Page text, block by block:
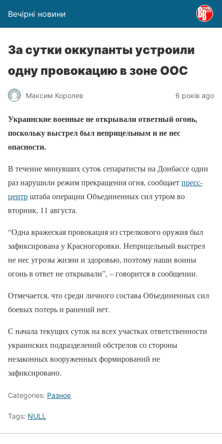
Вечірні новини
За сутки оккупанты устроили
одну провокацию в зоне ООС
Максим Королев 6 років ago
Украинские военные не открывали ответный огонь,
поскольку выстрел был неприцельным и не нес
опасности.
В течение минувших суток сепаратисты на Донбассе один
раз нарушили режим прекращения огня, сообщаетпресс-
центрштаба операции Объединенных сил утром во
вторник, 11 августа.
“Одна вражеская провокация из стрелкового оружия был
зафиксирована у Красногоровки. Неприцельный выстрел
не нес угрозы жизни и здоровью, поэтому наши воины
огонь в ответ не открывали”, – говорится в сообщении.
Отмечается, что среди личного состава Объединенных сил
боевых потерь и ранений нет.
С начала текущих суток на всех участках ответственности
украинских подразделений обстрелов со стороны
незаконных вооруженных формирований не
зафиксировано.
Categories: Разное
Tags: NULL